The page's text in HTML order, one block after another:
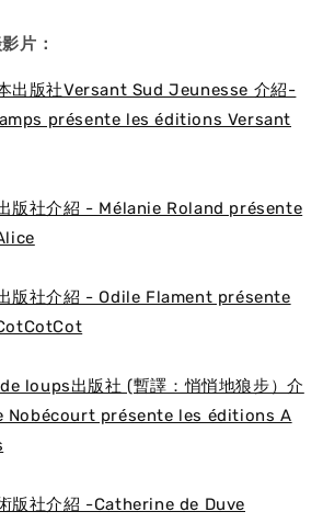
片：
出版社Versant Sud Jeunesse 介紹-
présente les éditions Versant
版社介紹 - Mélanie Roland présente
版社介紹 - Odile Flament présente
loups出版社 (暫譯：悄悄地狼步）介
Nobécourt présente les éditions A
版社介紹 -Catherine de Duve